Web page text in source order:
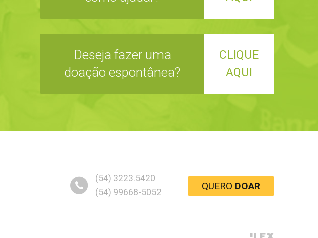
Deseja fazer uma
doação espontânea?
CLIQUE
AQUI
QUERO DOAR
(54) 3223.5420
(54) 99668-5052